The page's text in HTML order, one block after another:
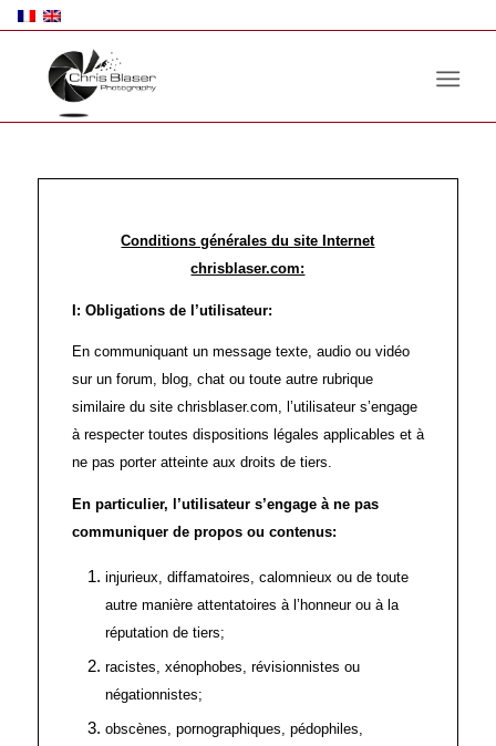
Conditions générales du site Internet
chrisblaser.com:
I: Obligations de l’utilisateur:
En communiquant un message texte, audio ou vidéo
sur un forum, blog, chat ou toute autre rubrique
similaire du site chrisblaser.com, l’utilisateur s’engage
à respecter toutes dispositions légales applicables et à
ne pas porter atteinte aux droits de tiers.
En particulier, l’utilisateur s’engage à ne pas
communiquer de propos ou contenus:
injurieux, diffamatoires, calomnieux ou de toute
autre manière attentatoires à l’honneur ou à la
réputation de tiers;
racistes, xénophobes, révisionnistes ou
négationnistes;
obscènes, pornographiques, pédophiles,